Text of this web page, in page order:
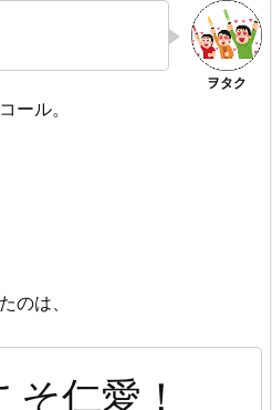
コール。
のは、
そ仁愛！